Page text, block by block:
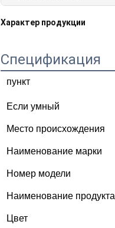
Характер продукции
Спецификация
пункт
Если умный
Место происхождения
Наименование марки
Номер модели
Наименование продукта
Цвет